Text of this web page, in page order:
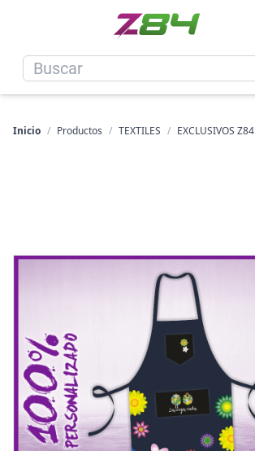
Inicio / Productos / TEXTILES / EXCLUSIVOS Z84